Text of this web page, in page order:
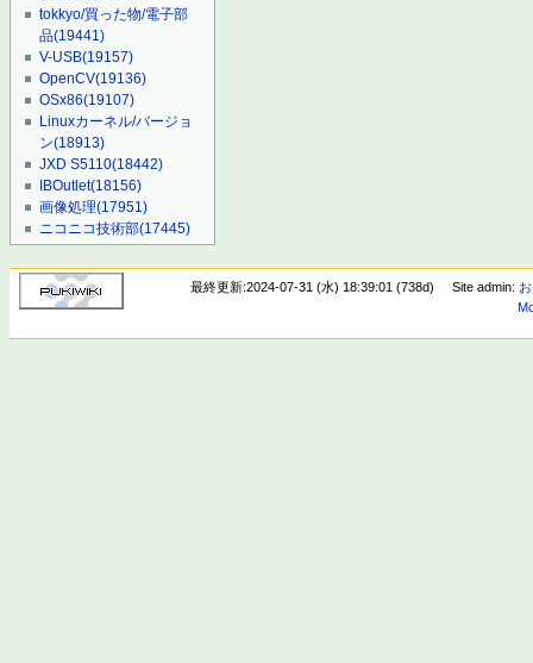
tokkyo/買った物/電子部
品(19441)
V-USB(19157)
OpenCV(19136)
OSx86(19107)
Linuxカーネル/バージョ
ン(18913)
JXD S5110(18442)
IBOutlet(18156)
画像処理(17951)
ニコニコ技術部(17445)
最終更新:2024-07-31 (水) 18:39:01 (738d) Site admin: